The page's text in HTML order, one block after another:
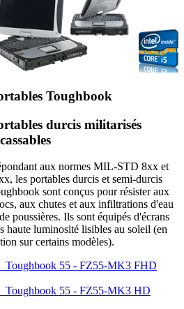
Toughbook
durcis militarisés
aux normes MIL-STD 8xx et
les portables durcis et semi-durcis
sont conçus pour résister aux
aux chutes et aux infiltrations d'eau
poussières. Ils sont équipés d'écrans
haute luminosité lisibles au soleil (en
sur certains modèles).
55 - FZ55-MK3 FHD
55 - FZ55-MK3 HD